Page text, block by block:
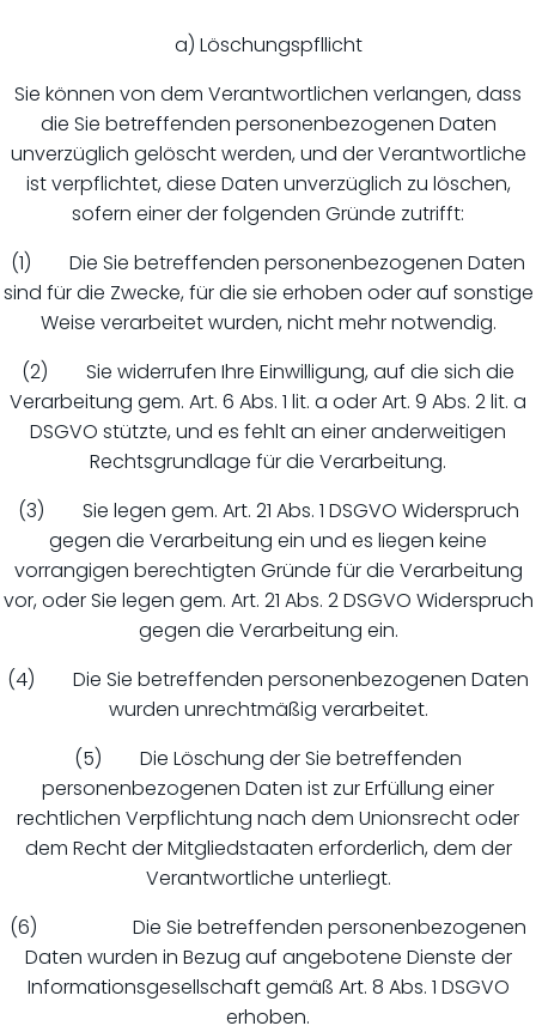
a) Löschungspfllicht
Sie können von dem Verantwortlichen verlangen, dass
die Sie betreffenden personenbezogenen Daten
unverzüglich gelöscht werden, und der Verantwortliche
ist verpflichtet, diese Daten unverzüglich zu löschen,
sofern einer der folgenden Gründe zutrifft:
(1) Die Sie betreffenden personenbezogenen Daten
sind für die Zwecke, für die sie erhoben oder auf sonstige
Weise verarbeitet wurden, nicht mehr notwendig.
(2) Sie widerrufen Ihre Einwilligung, auf die sich die
Verarbeitung gem. Art. 6 Abs. 1 lit. a oder Art. 9 Abs. 2 lit. a
DSGVO stützte, und es fehlt an einer anderweitigen
Rechtsgrundlage für die Verarbeitung.
(3) Sie legen gem. Art. 21 Abs. 1 DSGVO Widerspruch
gegen die Verarbeitung ein und es liegen keine
vorrangigen berechtigten Gründe für die Verarbeitung
vor, oder Sie legen gem. Art. 21 Abs. 2 DSGVO Widerspruch
gegen die Verarbeitung ein.
(4) Die Sie betreffenden personenbezogenen Daten
wurden unrechtmäßig verarbeitet.
(5) Die Löschung der Sie betreffenden
personenbezogenen Daten ist zur Erfüllung einer
rechtlichen Verpflichtung nach dem Unionsrecht oder
dem Recht der Mitgliedstaaten erforderlich, dem der
Verantwortliche unterliegt.
(6) Die Sie betreffenden personenbezogenen
Daten wurden in Bezug auf angebotene Dienste der
Informationsgesellschaft gemäß Art. 8 Abs. 1 DSGVO
erhoben.